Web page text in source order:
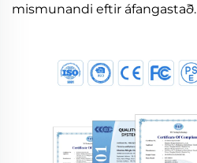
mismunandi eftir áfangastað.